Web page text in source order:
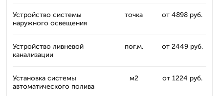
Устройство системы
наружного освещения
точка от 4898 руб.
Устройство ливневой
канализации
пог.м. от 2449 руб.
Установка системы
автоматического полива
м2 от 1224 руб.